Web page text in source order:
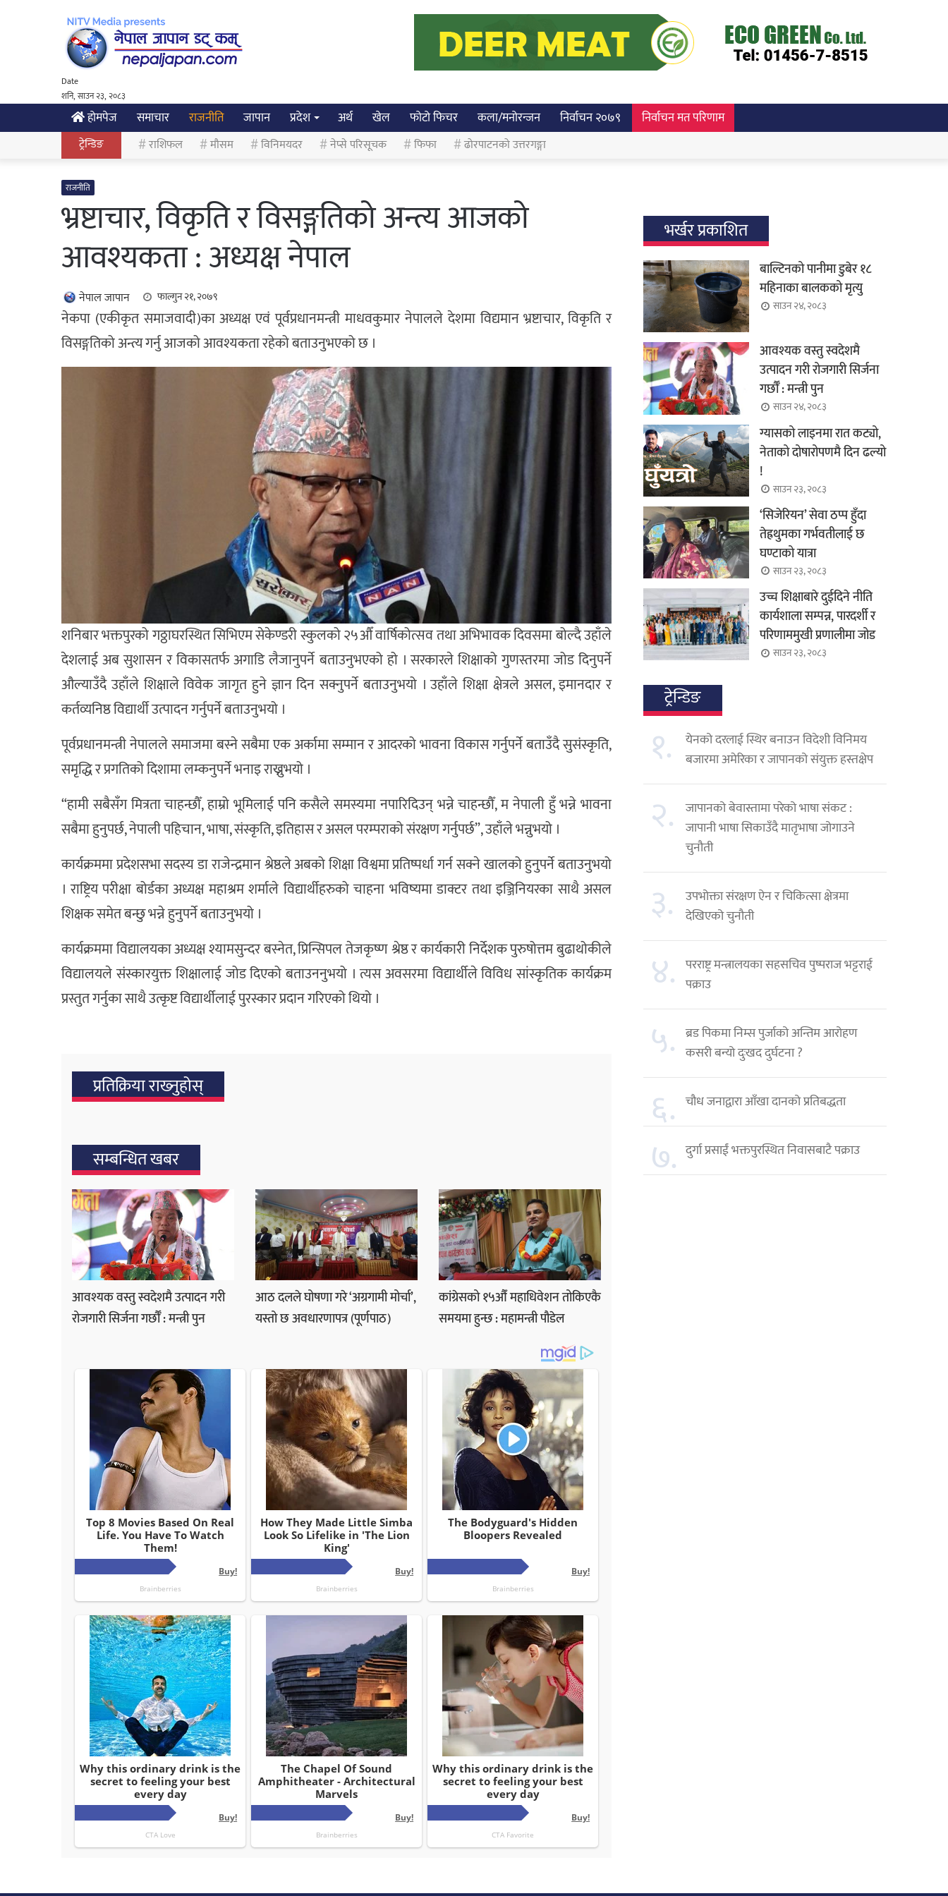
Date
शनि, साउन २३, २०८३
होमपेज समाचार राजनीति जापान प्रदेश अर्थ खेल फोटो फिचर कला/मनोरन्जन निर्वाचन २०७९ निर्वाचन मत परिणाम
ट्रेन्डिङ राशिफल मौसम विनिमयदर नेप्से परिसूचक फिफा ढोरपाटनको उत्तरगङ्गा
राजनीति
भ्रष्टाचार, विकृति र विसङ्गतिको अन्त्य आजको
आवश्यकता : अध्यक्ष नेपाल
नेपाल जापान फाल्गुन २१, २०७९
नेकपा (एकीकृत समाजवादी)का अध्यक्ष एवं पूर्वप्रधानमन्त्री माधवकुमार नेपालले देशमा विद्यमान भ्रष्टाचार, विकृति र
विसङ्गतिको अन्त्य गर्नु आजको आवश्यकता रहेको बताउनुभएको छ ।
शनिबार भक्तपुरको गठ्ठाघरस्थित सिभिएम सेकेण्डरी स्कुलको २५औँ वार्षिकोत्सव तथा अभिभावक दिवसमा बोल्दै उहाँले
देशलाई अब सुशासन र विकासतर्फ अगाडि लैजानुपर्ने बताउनुभएको हो । सरकारले शिक्षाको गुणस्तरमा जोड दिनुपर्ने
औल्याउँदै उहाँले शिक्षाले विवेक जागृत हुने ज्ञान दिन सक्नुपर्ने बताउनुभयो । उहाँले शिक्षा क्षेत्रले असल, इमानदार र
कर्तव्यनिष्ठ विद्यार्थी उत्पादन गर्नुपर्ने बताउनुभयो ।
पूर्वप्रधानमन्त्री नेपालले समाजमा बस्ने सबैमा एक अर्कामा सम्मान र आदरको भावना विकास गर्नुपर्ने बताउँदै सुसंस्कृति,
समृद्धि र प्रगतिको दिशामा लम्कनुपर्ने भनाइ राख्नुभयो ।
“हामी सबैसँग मित्रता चाहन्छौँ, हाम्रो भूमिलाई पनि कसैले समस्यमा नपारिदिउन् भन्ने चाहन्छौँ, म नेपाली हुँ भन्ने भावना
सबैमा हुनुपर्छ, नेपाली पहिचान, भाषा, संस्कृति, इतिहास र असल परम्पराको संरक्षण गर्नुपर्छ”, उहाँले भन्नुभयो ।
कार्यक्रममा प्रदेशसभा सदस्य डा राजेन्द्रमान श्रेष्ठले अबको शिक्षा विश्वमा प्रतिष्पर्धा गर्न सक्ने खालको हुनुपर्ने बताउनुभयो
। राष्ट्रिय परीक्षा बोर्डका अध्यक्ष महाश्रम शर्माले विद्यार्थीहरुको चाहना भविष्यमा डाक्टर तथा इञ्जिनियरका साथै असल
शिक्षक समेत बन्छु भन्ने हुनुपर्ने बताउनुभयो ।
कार्यक्रममा विद्यालयका अध्यक्ष श्यामसुन्दर बस्नेत, प्रिन्सिपल तेजकृष्ण श्रेष्ठ र कार्यकारी निर्देशक पुरुषोत्तम बुढाथोकीले
विद्यालयले संस्कारयुक्त शिक्षालाई जोड दिएको बताउननुभयो । त्यस अवसरमा विद्यार्थीले विविध सांस्कृतिक कार्यक्रम
प्रस्तुत गर्नुका साथै उत्कृष्ट विद्यार्थीलाई पुरस्कार प्रदान गरिएको थियो ।
प्रतिक्रिया राख्‍नुहोस्
सम्बन्धित खबर
आवश्यक वस्तु स्वदेशमै उत्पादन गरी
रोजगारी सिर्जना गर्छौँ : मन्त्री पुन
आठ दलले घोषणा गरे ‘अग्रगामी मोर्चा’,
यस्तो छ अवधारणापत्र (पूर्णपाठ)
कांग्रेसको १५औँ महाधिवेशन तोकिएकै
समयमा हुन्छ : महामन्त्री पौडेल
भर्खर प्रकाशित
बाल्टिनको पानीमा डुबेर १८
महिनाका बालकको मृत्यु
साउन २४, २०८३
आवश्यक वस्तु स्वदेशमै
उत्पादन गरी रोजगारी सिर्जना
गर्छौँ : मन्त्री पुन
साउन २४, २०८३
ग्यासको लाइनमा रात कट्यो,
नेताको दोषारोपणमै दिन ढल्यो
!
साउन २३, २०८३
‘सिजेरियन’ सेवा ठप्प हुँदा
तेह्रथुमका गर्भवतीलाई छ
घण्टाको यात्रा
साउन २३, २०८३
उच्च शिक्षाबारे दुईदिने नीति
कार्यशाला सम्पन्न, पारदर्शी र
परिणाममुखी प्रणालीमा जोड
साउन २३, २०८३
ट्रेन्डिङ
१.
येनको दरलाई स्थिर बनाउन विदेशी विनिमय
बजारमा अमेरिका र जापानको संयुक्त हस्तक्षेप
२.
जापानको बेवास्तामा परेको भाषा संकट :
जापानी भाषा सिकाउँदै मातृभाषा जोगाउने
चुनौती
३.
उपभोक्ता संरक्षण ऐन र चिकित्सा क्षेत्रमा
देखिएको चुनौती
४. परराष्ट्र मन्त्रालयका सहसचिव पुष्पराज भट्टराई
पक्राउ
५. ब्रड पिकमा निम्स पुर्जाको अन्तिम आरोहण
कसरी बन्यो दुःखद दुर्घटना ?
६. चौध जनाद्वारा आँखा दानको प्रतिबद्धता
७. दुर्गा प्रसाईं भक्तपुरस्थित निवासबाटै पक्राउ